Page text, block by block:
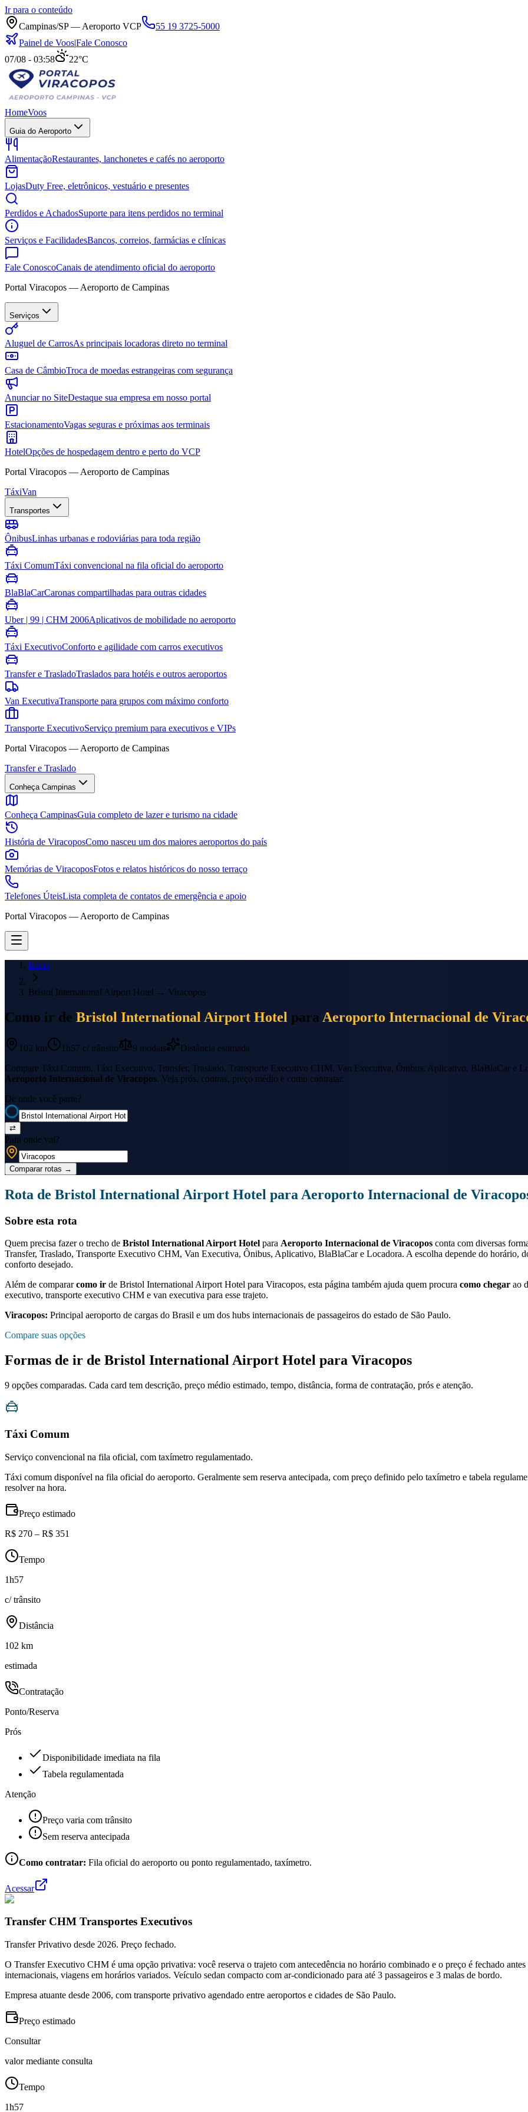
Ir para o conteúdo
Campinas/SP — Aeroporto VCP
55 19 3725-5000
Painel de Voos|Fale Conosco
07/08 - 03:58
22°C
HomeVoos
Guia do Aeroporto
AlimentaçãoRestaurantes, lanchonetes e cafés no aeroporto
LojasDuty Free, eletrônicos, vestuário e presentes
Perdidos e AchadosSuporte para itens perdidos no terminal
Serviços e FacilidadesBancos, correios, farmácias e clínicas
Fale ConoscoCanais de atendimento oficial do aeroporto
Portal Viracopos — Aeroporto de Campinas
Serviços
Aluguel de CarrosAs principais locadoras direto no terminal
Casa de CâmbioTroca de moedas estrangeiras com segurança
Anunciar no SiteDestaque sua empresa em nosso portal
EstacionamentoVagas seguras e próximas aos terminais
HotelOpções de hospedagem dentro e perto do VCP
Portal Viracopos — Aeroporto de Campinas
TáxiVan
Transportes
ÔnibusLinhas urbanas e rodoviárias para toda região
Táxi ComumTáxi convencional na fila oficial do aeroporto
BlaBlaCarCaronas compartilhadas para outras cidades
Uber | 99 | CHM 2006Aplicativos de mobilidade no aeroporto
Táxi ExecutivoConforto e agilidade com carros executivos
Transfer e TrasladoTraslados para hotéis e outros aeroportos
Van ExecutivaTransporte para grupos com máximo conforto
Transporte ExecutivoServiço premium para executivos e VIPs
Portal Viracopos — Aeroporto de Campinas
Transfer e Traslado
Conheça Campinas
Conheça CampinasGuia completo de lazer e turismo na cidade
História de ViracoposComo nasceu um dos maiores aeroportos do país
Memórias de ViracoposFotos e relatos históricos do nosso terraço
Telefones ÚteisLista completa de contatos de emergência e apoio
Portal Viracopos — Aeroporto de Campinas
Início
Bristol International Airport Hotel → Viracopos
Como ir de Bristol International Airport Hotel para Aeroporto Internacional de
102 km 1h57 c/ trânsito 9 modais
Distância estimada
Compare Táxi Comum, Táxi Executivo, Transfer, Traslado, Transporte Executivo CHM, Van Executiva, Ônibus, Aplicativo, BlaBlaCar e
Aeroporto Internacional de Viracopos. Veja prós, contras, preço médio e como contratar.
De onde você parte?
⇄
Para onde vai?
Comparar rotas →
Rota de Bristol International Airport Hotel para Aeroporto Internacional de
Sobre esta rota
Quem precisa fazer o trecho de Bristol International Airport Hotel para Aeroporto Internacional de Viracopos conta com diversas
Transfer, Traslado, Transporte Executivo CHM, Van Executiva, Ônibus, Aplicativo, BlaBlaCar e Locadora. A escolha depende do horário,
conforto desejado.
Além de compararcomo ir de Bristol International Airport Hotel para Viracopos, esta página também ajuda quem procura como chegar ao
executivo, transporte executivo CHM e van executiva para esse trajeto.
Viracopos: Principal aeroporto de cargas do Brasil e um dos hubs internacionais de passageiros do estado de São Paulo.
Compare suas opções
Formas de ir de Bristol International Airport Hotel para Viracopos
9 opções comparadas. Cada card tem descrição, preço médio estimado, tempo, distância, forma de contratação, prós e atenção.
Táxi Comum
Serviço convencional na fila oficial, com taxímetro regulamentado.
Táxi comum disponível na fila oficial do aeroporto. Geralmente sem reserva antecipada, com preço definido pelo taxímetro e tabela
resolver na hora.
Preço estimado
R$ 270 – R$ 351
Tempo
1h57
c/ trânsito
Distância
102 km
estimada
Contratação
Ponto/Reserva
Prós
Disponibilidade imediata na fila
Tabela regulamentada
Atenção
Preço varia com trânsito
Sem reserva antecipada
Como contratar: Fila oficial do aeroporto ou ponto regulamentado, taxímetro.
Acessar
Transfer CHM Transportes Executivos
Transfer Privativo desde 2026. Preço fechado.
O Transfer Executivo CHM é uma opção privativa: você reserva o trajeto com antecedência no horário combinado e o preço é fechado
internacionais, viagens em horários variados. Veículo sedan compacto com ar-condicionado para até 3 passageiros e 3 malas de bordo.
Empresa atuante desde 2006, com transporte privativo agendado entre aeroportos e cidades de São Paulo.
Preço estimado
Consultar
valor mediante consulta
Tempo
1h57